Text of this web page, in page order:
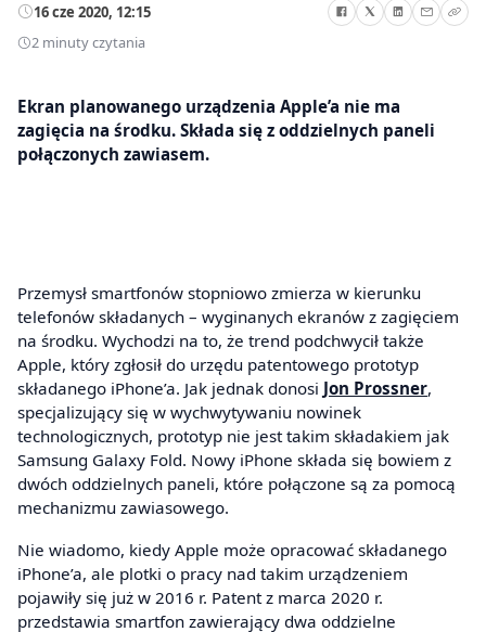
16 cze 2020, 12:15
2 minuty czytania
Ekran planowanego urządzenia Apple’a nie ma
zagięcia na środku. Składa się z oddzielnych paneli
połączonych zawiasem.
Przemysł smartfonów stopniowo zmierza w kierunku
telefonów składanych – wyginanych ekranów z zagięciem
na środku. Wychodzi na to, że trend podchwycił także
Apple, który zgłosił do urzędu patentowego prototyp
składanego iPhone’a. Jak jednak donosi Jon Prossner,
specjalizujący się w wychwytywaniu nowinek
technologicznych, prototyp nie jest takim składakiem jak
Samsung Galaxy Fold. Nowy iPhone składa się bowiem z
dwóch oddzielnych paneli, które połączone są za pomocą
mechanizmu zawiasowego.
Nie wiadomo, kiedy Apple może opracować składanego
iPhone’a, ale plotki o pracy nad takim urządzeniem
pojawiły się już w 2016 r. Patent z marca 2020 r.
przedstawia smartfon zawierający dwa oddzielne